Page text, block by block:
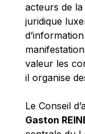
Paolo
Pat
acteurs de
juridique
valeur les
il organise
Le Conseil
Gaston